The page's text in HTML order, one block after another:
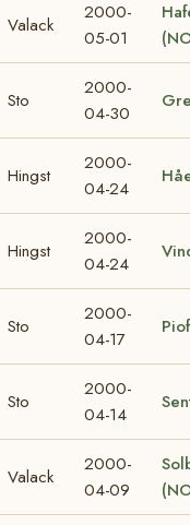
Valack
2000-
05-01
Sto
2000-
04-30
Hingst
2000-
04-24
Hingst
2000-
04-24
Sto
2000-
04-17
Sto
2000-
04-14
Valack
2000-
04-09